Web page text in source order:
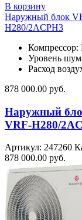
В корзину
Наружный блок
H280/2ACPH3
Уровень
Расход
878 000.00 руб.
Наружный
VRF-H280/
Артикул: 247260
878 000.00 руб.